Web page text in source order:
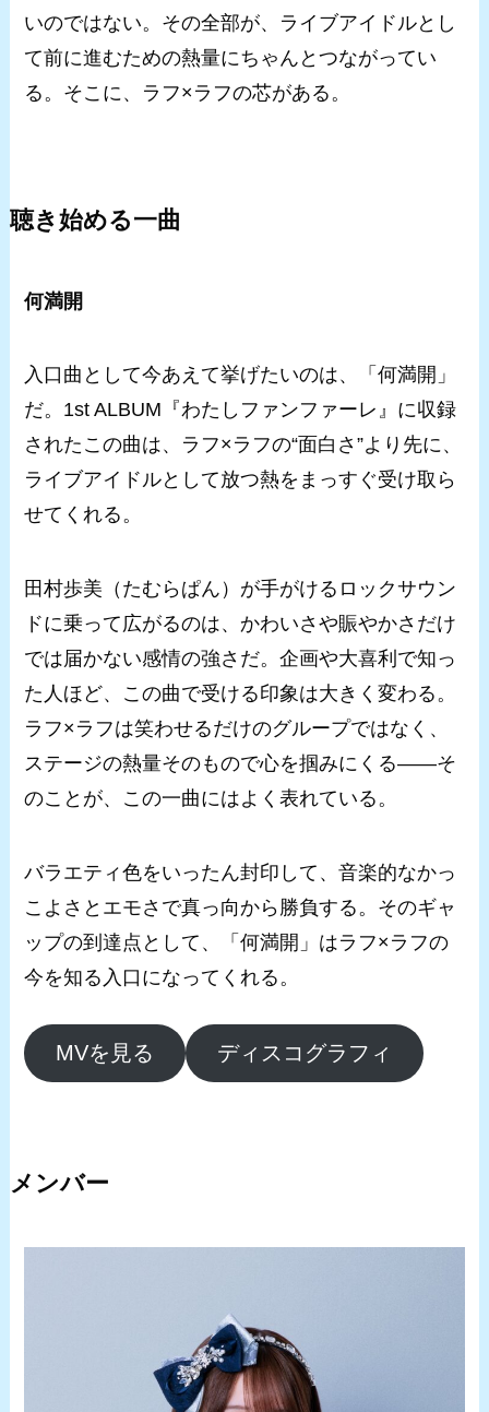
いのではない。その全部が、ライブアイドルとし
て前に進むための熱量にちゃんとつながってい
る。そこに、ラフ×ラフの芯がある。
聴き始める一曲
何満開
入口曲として今あえて挙げたいのは、「何満開」
だ。1st ALBUM『わたしファンファーレ』に収録
されたこの曲は、ラフ×ラフの“面白さ”より先に、
ライブアイドルとして放つ熱をまっすぐ受け取ら
せてくれる。
田村歩美（たむらぱん）が手がけるロックサウン
ドに乗って広がるのは、かわいさや賑やかさだけ
では届かない感情の強さだ。企画や大喜利で知っ
た人ほど、この曲で受ける印象は大きく変わる。
ラフ×ラフは笑わせるだけのグループではなく、
ステージの熱量そのもので心を掴みにくる――そ
のことが、この一曲にはよく表れている。
バラエティ色をいったん封印して、音楽的なかっ
こよさとエモさで真っ向から勝負する。そのギャ
ップの到達点として、「何満開」はラフ×ラフの
今を知る入口になってくれる。
MVを見る ディスコグラフィ
メンバー